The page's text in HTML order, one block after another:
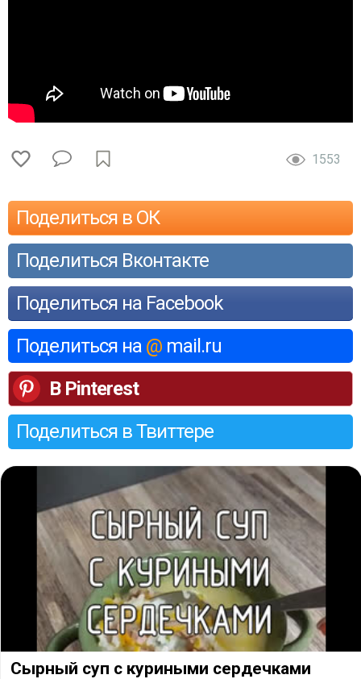
1553
Поделиться в ОК
Поделиться Вконтакте
Поделиться на Facebook
Поделиться на @ mail.ru
В Pinterest
Поделиться в Твиттере
Сырный суп с куриными сердечками